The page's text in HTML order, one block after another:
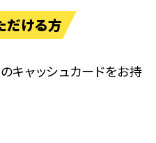
だける方
ャッシュカードをお持